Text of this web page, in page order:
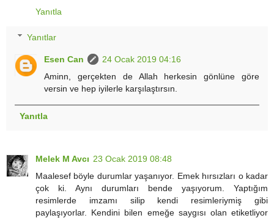
Yanıtla
Yanıtlar
Esen Can
24 Ocak 2019 04:16
Aminn, gerçekten de Allah herkesin gönlüne göre
versin ve hep iyilerle karşılaştırsın.
Yanıtla
Melek M Avcı 23 Ocak 2019 08:48
Maalesef böyle durumlar yaşanıyor. Emek hırsızları o kadar
çok ki. Aynı durumları bende yaşıyorum. Yaptığım
resimlerde imzamı silip kendi resimleriymiş gibi
paylaşıyorlar. Kendini bilen emeğe saygısı olan etiketliyor